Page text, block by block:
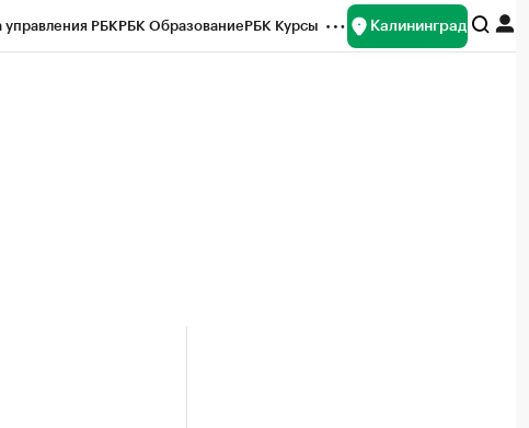
управления РБКРБК ОбразованиеРБК Курсы Калининград